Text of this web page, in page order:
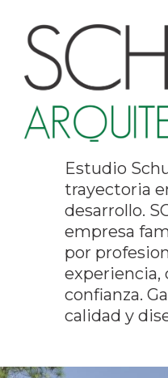
Estudio
trayectoria
desarrollo.
empresa
por
experiencia,
confianza.
calidad y